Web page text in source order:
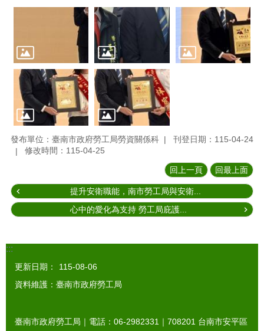
發布單位：臺南市政府勞工局勞資關係科
刊登日期：115-04-24
修改時間：115-04-25
回上一頁 回最上面
提升安衛職能，南市勞工局與安衛...
心中的愛化為支持 勞工局庇護...
:::
更新日期：
115-08-06
資料維護：臺南市政府勞工局
臺南市政府勞工局｜電話：06-2982331｜ 708201 台南市安平區